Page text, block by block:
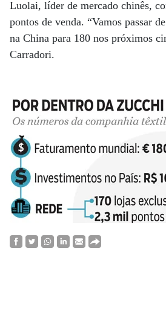
Luolai, líder de mercado chinês,
pontos de venda. “Vamos passar
na China para 180 nos próximos
Carradori.